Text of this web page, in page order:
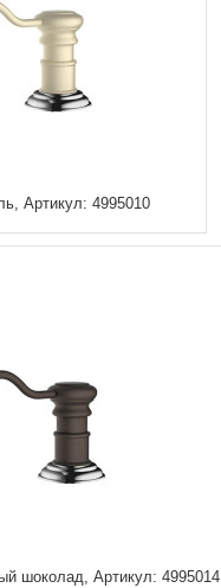
Артикул: 4995010
шоколад, Артикул: 4995014